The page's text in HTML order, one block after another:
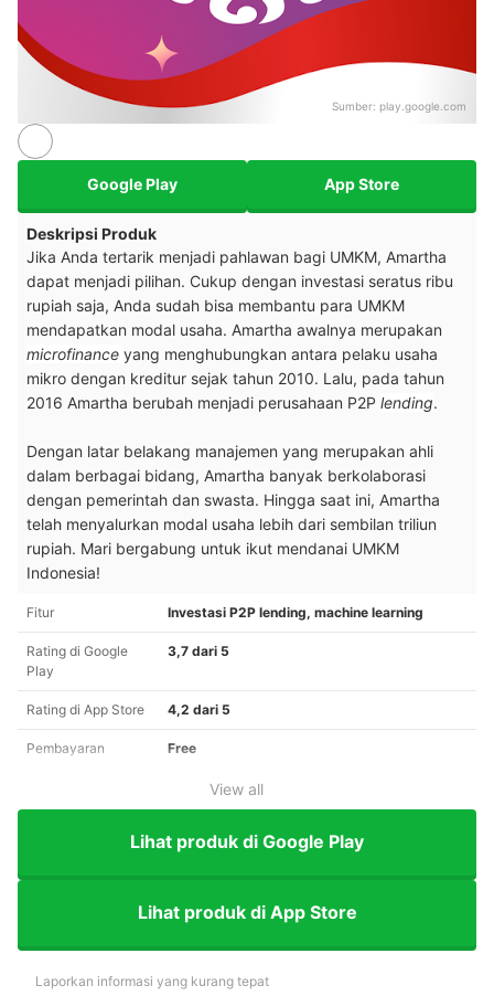
Sumber: play.google.com
Google Play App Store
Deskripsi Produk
Jika Anda tertarik menjadi pahlawan bagi UMKM, Amartha
dapat menjadi pilihan. Cukup dengan investasi seratus ribu
rupiah saja, Anda sudah bisa membantu para UMKM
mendapatkan modal usaha. Amartha awalnya merupakan
microfinance yang menghubungkan antara pelaku usaha
mikro dengan kreditur sejak tahun 2010. Lalu, pada tahun
2016 Amartha berubah menjadi perusahaan P2P lending.
Dengan latar belakang manajemen yang merupakan ahli
dalam berbagai bidang, Amartha banyak berkolaborasi
dengan pemerintah dan swasta. Hingga saat ini, Amartha
telah menyalurkan modal usaha lebih dari sembilan triliun
rupiah. Mari bergabung untuk ikut mendanai UMKM
Indonesia!
Fitur Investasi P2P lending, machine learning
Rating di Google
Play
3,7 dari 5
Rating di App Store 4,2 dari 5
Pembayaran Free
View all
Lihat produk di Google Play
Lihat produk di App Store
Laporkan informasi yang kurang tepat